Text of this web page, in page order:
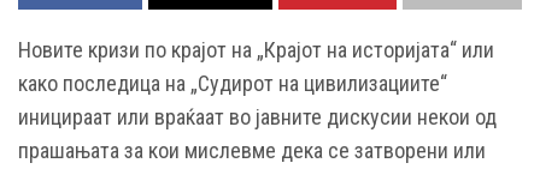
Новите кризи по крајот на „Крајот на историјата“ или
како последица на „Судирот на цивилизациите“
иницираат или враќаат во јавните дискусии некои од
прашањата за кои мислевме дека се затворени или